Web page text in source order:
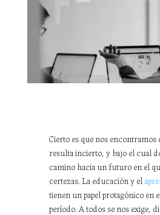
Cierto es que nos encontramos
resulta incierto, y bajo el cual
camino hacia un futuro en el
certezas. La educación y el
tienen un papel protagónico en
período. A todos se nos exige,